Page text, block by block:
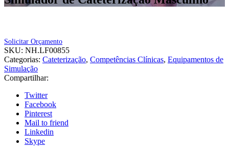
Solicitar Orçamento
SKU: NH.LF00855
Categorias: Cateterização, Competências Clínicas, Equipamentos de
Simulação
Compartilhar:
Twitter
Facebook
Pinterest
Mail to friend
Linkedin
Skype